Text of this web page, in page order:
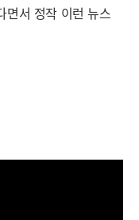
면서 정작 이런 뉴스